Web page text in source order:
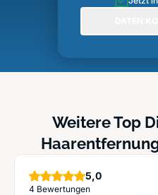
Weitere Top
5,0Sterne
4 Bewertungen